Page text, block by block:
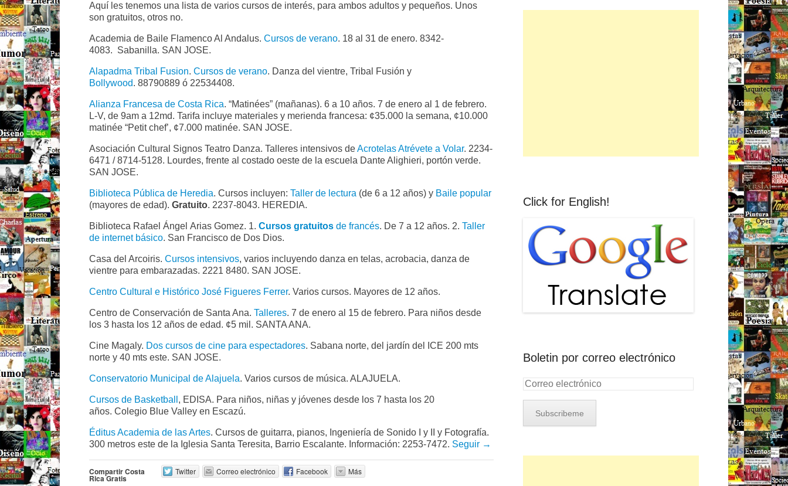
Aquí les tenemos una lista de varios cursos de interés, para ambos adultos y pequeños. Unos
son gratuitos, otros no.
Academia de Baile Flamenco Al Andalus. Cursos de verano. 18 al 31 de enero. 8342-
4083. Sabanilla. SAN JOSE.
Alapadma Tribal Fusion. Cursos de verano. Danza del vientre, Tribal Fusión y
Bollywood. 88790889 ó 22534408.
Alianza Francesa de Costa Rica. “Matinées” (mañanas). 6 a 10 años. 7 de enero al 1 de febrero.
L-V, de 9am a 12md. Tarifa incluye materiales y merienda francesa: ¢35.000 la semana, ¢10.000
matinée “Petit chef’, ¢7.000 matinée. SAN JOSE.
Asociación Cultural Signos Teatro Danza. Talleres intensivos deAcrotelas Atrévete a Volar. 2234-
6471 / 8714-5128. Lourdes, frente al costado oeste de la escuela Dante Alighieri, portón verde.
SAN JOSE.
Biblioteca Pública de Heredia. Cursos incluyen: Taller de lectura (de 6 a 12 años) y Baile popular
(mayores de edad). Gratuito. 2237-8043. HEREDIA.
Biblioteca Rafael Ángel Arias Gomez. 1. Cursos gratuitos de francés. De 7 a 12 años. 2. Taller
de internet básico. San Francisco de Dos Dios.
Casa del Arcoiris. Cursos intensivos, varios incluyendo danza en telas, acrobacia, danza de
vientre para embarazadas. 2221 8480. SAN JOSE.
Centro Cultural e Histórico José Figueres Ferrer. Varios cursos. Mayores de 12 años.
Centro de Conservación de Santa Ana. Talleres. 7 de enero al 15 de febrero. Para niños desde
los 3 hasta los 12 años de edad. ¢5 mil. SANTA ANA.
Cine Magaly. Dos cursos de cine para espectadores. Sabana norte, del jardín del ICE 200 mts
norte y 40 mts este. SAN JOSE.
Conservatorio Municipal de Alajuela. Varios cursos de música. ALAJUELA.
Cursos de Basketball , EDISA. Para niños, niñas y jóvenes desde los 7 hasta los 20
años. Colegio Blue Valley en Escazú.
Éditus Academia de las Artes. Cursos de guitarra, pianos, Ingeniería de Sonido I y II y Fotografía.
300 metros este de la Iglesia Santa Teresita, Barrio Escalante. Información: 2253-7472. Seguir →
Compartir Costa
Rica Gratis
Twitter Correo electrónico Facebook Más
Click for English!
Boletin por correo electrónico